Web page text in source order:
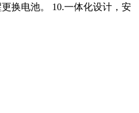
换电池。 10.一体化设计，安